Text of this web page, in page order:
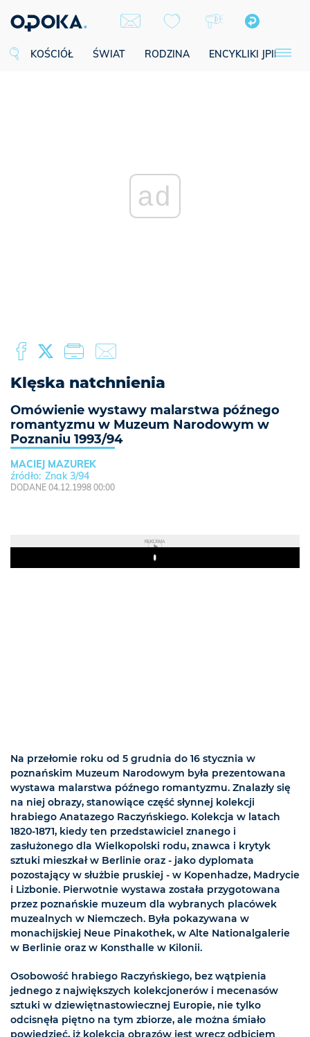
KOŚCIÓŁ ŚWIAT RODZINA ENCYKLIKI JPII
ad
Klęska natchnienia
Omówienie wystawy malarstwa późnego
romantyzmu w Muzeum Narodowym w
Poznaniu 1993/94
MACIEJ MAZUREK
Znak 3/94
DODANE 04.12.1998 00:00
REKLAMA
Play
Na przełomie roku od 5 grudnia do 16 stycznia w
poznańskim Muzeum Narodowym była prezentowana
wystawa malarstwa późnego romantyzmu. Znalazły się
na niej obrazy, stanowiące część słynnej kolekcji
hrabiego Anatazego Raczyńskiego. Kolekcja w latach
1820-1871, kiedy ten przedstawiciel znanego i
zasłużonego dla Wielkopolski rodu, znawca i krytyk
sztuki mieszkał w Berlinie oraz - jako dyplomata
pozostający w służbie pruskiej - w Kopenhadze, Madrycie
i Lizbonie. Pierwotnie wystawa została przygotowana
przez poznańskie muzeum dla wybranych placówek
muzealnych w Niemczech. Była pokazywana w
monachijskiej Neue Pinakothek, w Alte Nationalgalerie
w Berlinie oraz w Konsthalle w Kilonii.
Osobowość hrabiego Raczyńskiego, bez wątpienia
jednego z największych kolekcjonerów i mecenasów
sztuki w dziewiętnastowiecznej Europie, nie tylko
odcisnęła piętno na tym zbiorze, ale można śmiało
powiedzieć, iż kolekcja obrazów jest wręcz odbiciem